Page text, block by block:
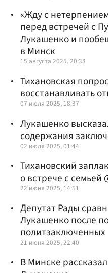
«Жду с
перед встречей с
Лукашенко и
в Минск
15 августа 2025, 20:38
Тихановская
восстанавливать
07 июля 2025, 18:37
Лукашенко
содержания
02 июля 2025, 01:44
Тихановский
о встрече с семьей
22 июня 2025, 14:51
Депутат Рады
Лукашенко после
политзаключенных
21 июня 2025, 22:40
В Минске